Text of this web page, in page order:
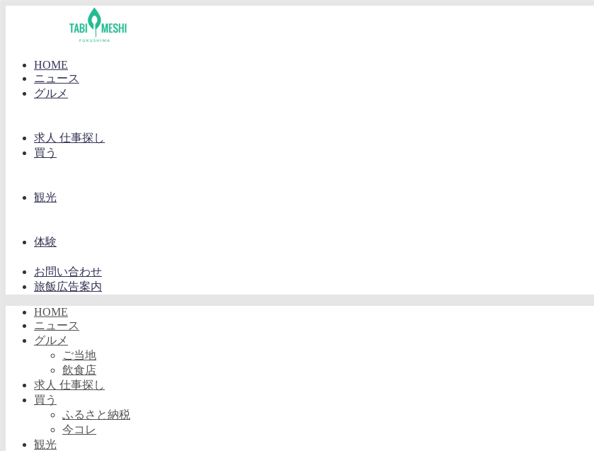
HOME
ニュース
グルメ
求人 仕事探し
買う
観光
体験
お問い合わせ
旅飯広告案内
HOME
ニュース
グルメ
ご当地
飲食店
求人 仕事探し
買う
ふるさと納税
今コレ
観光